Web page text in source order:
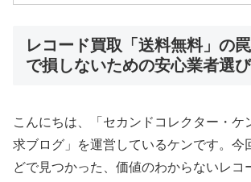
レコード買取「送料無料」の
で損しないための安心業者選び
こんにちは、「セカンドコレクター・ケ
求ブログ」を運営しているケンです。今
どで見つかった、価値のわからないレコ